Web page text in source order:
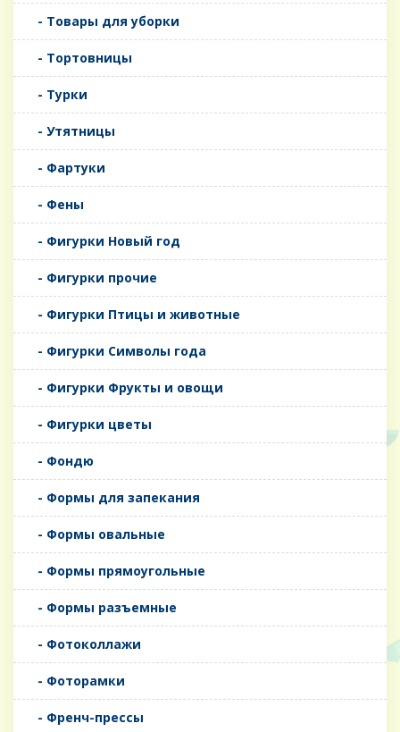
- Товары для уборки
- Тортовницы
- Турки
- Утятницы
- Фартуки
- Фены
- Фигурки Новый год
- Фигурки прочие
- Фигурки Птицы и животные
- Фигурки Символы года
- Фигурки Фрукты и овощи
- Фигурки цветы
- Фондю
- Формы для запекания
- Формы овальные
- Формы прямоугольные
- Формы разъемные
- Фотоколлажи
- Фоторамки
- Френч-прессы